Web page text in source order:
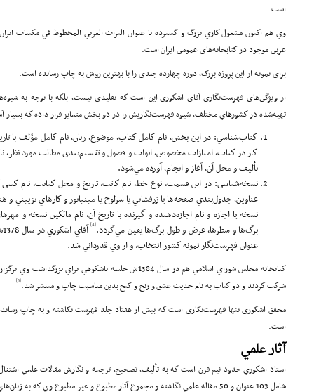
است.
وي هم اكنون مشغول كاري بزرگ و گسترده با عنوان التراث العربي المخطوط في مكتبات
عربي موجود در كتابخانه‌هاي عمومي ايران است.
براي نمونه از اين پروژه بزرگ، دوره‌ چهارده جلدي را با بهترين روش به چاپ رسانده است.
از ويژگي‌هاي فهرست‌نگاري آقاي اشكوري اين است كه تقليدي نيست، بلكه با توجه به
تهيه‌شده در كشورهاي مختلف، شيوه فهرست‌نگار‌یش را در دو بخش متمايز قرار داده كه بسيار
كتاب‌شناسي: در اين بخش، نام كامل كتاب، موضوع، زبان، نام كامل ‌مؤلف
كار در كتاب، اميازات مخصوص، ابواب و فصول و تقسيم‌بندي مطالب مورد نظر،
تأليف و محل آن، آغاز و انجام، آورده مي‌شود.
نسخه‌شناسي: در اين قسمت، نوع خط، نام كاتب، تاريخ و محل كتابت، نام
عناوين، جدول‌بندي‌ صفحه‌ها يا زرفشاني يا سرلوح يا مينياتور و كارهاي تزييني
نسخه يا اجازه و نام اجازه‌دهنده و گيرنده با تاريخ آن، نام مالكين نسخه و
برگ‌ها و سطرها، عرض و طول برگ‌ها يقين مي‌گردد.[4]
عنوان فهرست‌نگار نمونه كشور انتخاب، و از وي قدرداني شد.
كتاب­خانه مجلس شوراي اسلامي هم در سال 1384ش جلسه‌ باشكوهي
شركت كردند و دو كتاب به نام حديث عشق و رنج و گنج بدين مناسبت چاپ و منتشر شد.[5]
است.
آثار علمي